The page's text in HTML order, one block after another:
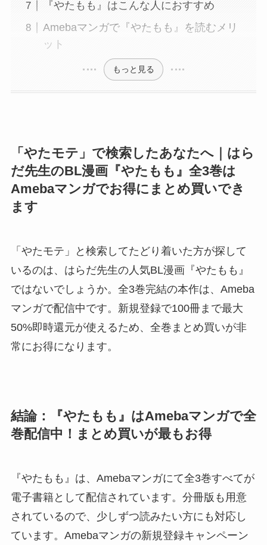
『やたもも』はこんな人におすすめ
Amebaマンガで『やたもも』を読むメリ
ット
もっと見る
「やたモテ」で検索したあなたへ｜はら
だ先生のBL漫画『やたもも』全3巻は
Amebaマンガでお得にまとめ買いでき
ます
「やたモテ」と検索してたどり着いた方が探して
いるのは、はらだ先生の人気BL漫画『やたもも』
ではないでしょうか。全3巻完結の本作は、Ameba
マンガで配信中です。新規登録で100冊まで最大
50%即時還元が使えるため、全巻まとめ買いが非
常にお得になります。
結論：『やたもも』はAmebaマンガで全
巻配信中！まとめ買いが最もお得
『やたもも』は、Amebaマンガにて全3巻すべてが
電子書籍として配信されています。分冊版も用意
されているので、少しずつ読みたい方にも対応し
ています。Amebaマンガの新規登録キャンペーン